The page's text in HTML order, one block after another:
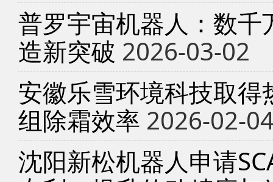
普罗宇宙机器人：数
造新突破 2026-03-02
安徽乐雪环境科技取
组除霜效率 2026-02-
沈阳新松机器人申请